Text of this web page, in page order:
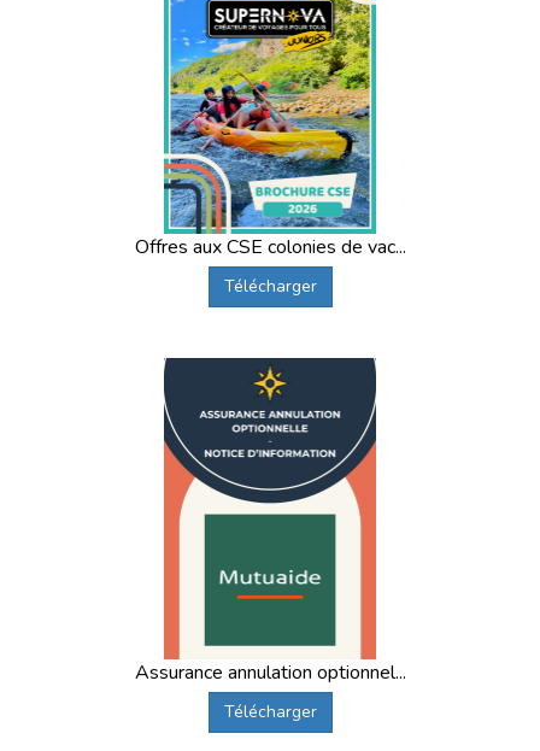
Offres aux CSE colonies de vac...
Télécharger
Assurance annulation optionnel...
Télécharger